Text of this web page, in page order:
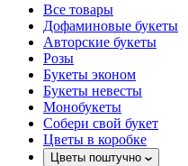
Все товары
Дофаминовые букеты
Авторские букеты
Розы
Букеты эконом
Букеты невесты
Монобукеты
Собери свой букет
Цветы в коробке
Цветы поштучно